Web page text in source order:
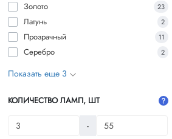
Золото 23
Латунь 2
Прозрачный 11
Серебро 2
Показать еще 3
КОЛИЧЕСТВО ЛАМП, ШТ
-